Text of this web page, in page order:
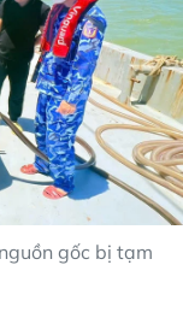
gốc bị tạm